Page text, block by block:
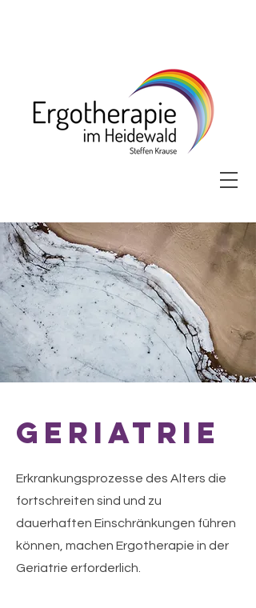
Geriatrie
Erkrankungsprozesse des Alters die
fortschreiten sind und zu
dauerhaften Einschränkungen führen
können, machen Ergotherapie in der
Geriatrie erforderlich.